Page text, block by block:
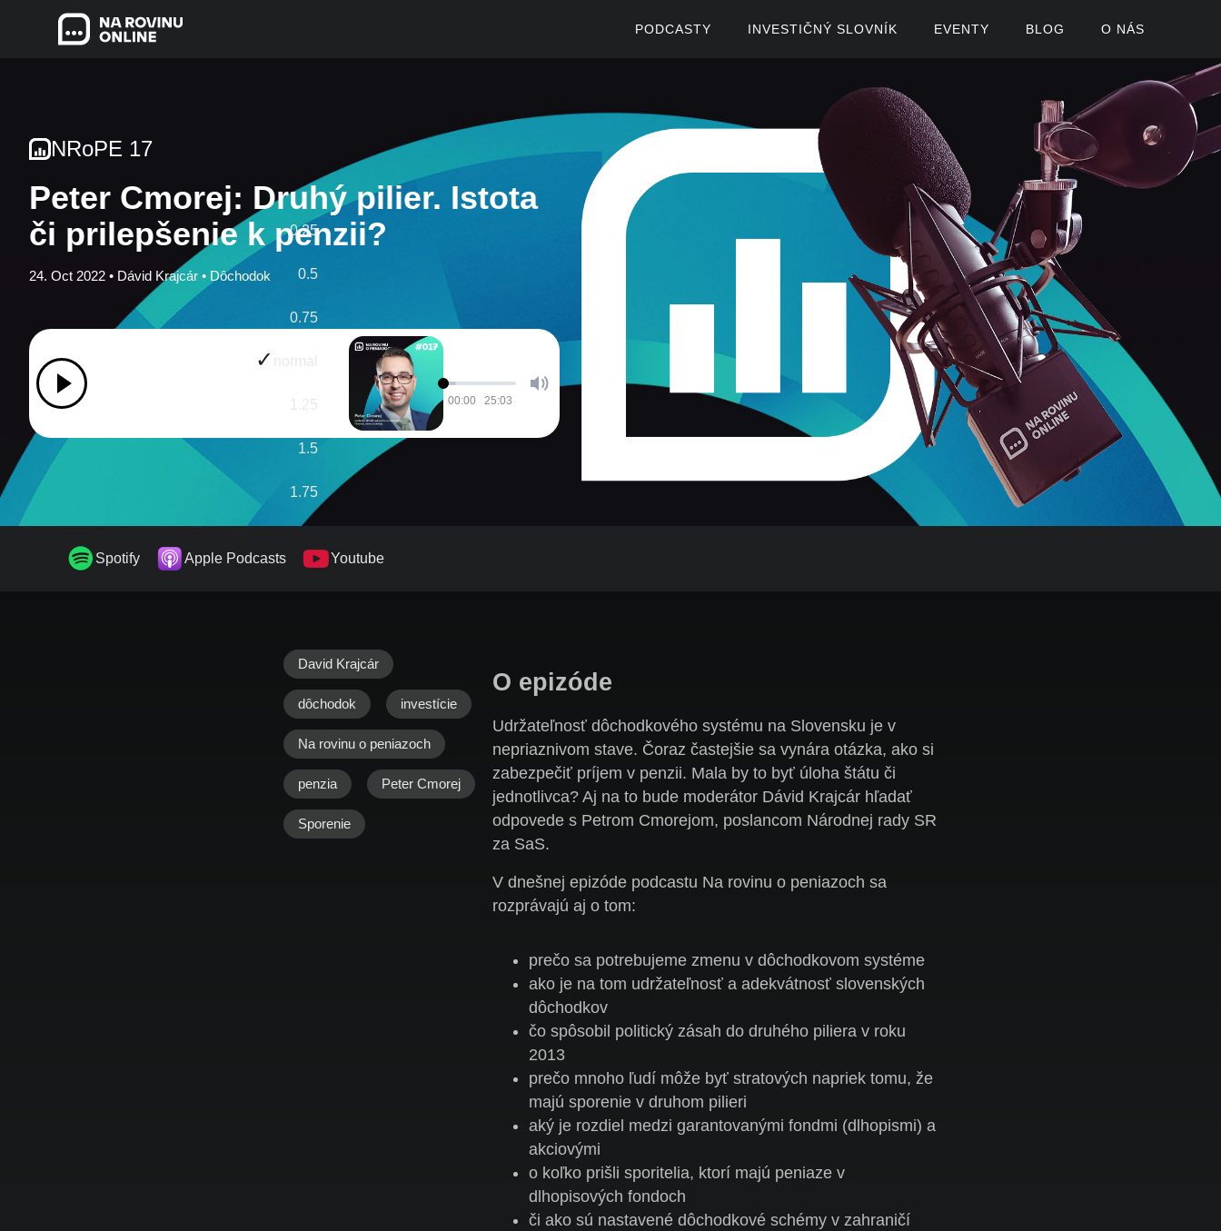
PODCASTY INVESTIČNÝ SLOVNÍK EVENTY BLOG O NÁS
NRoPE 17
Peter Cmorej: Druhý pilier. Istota
či prilepšenie k penzii?
24. Oct 2022 • Dávid Krajcár • Dôchodok
00:00 25:03
0.25
0.5
0.75
1.5
1.75
Spotify
Apple Podcasts Youtube
David Krajcár
dôchodok investície
Na rovinu o peniazoch
penzia Peter Cmorej
Sporenie
O epizóde
Udržateľnosť dôchodkového systému na Slovensku je v
nepriaznivom stave. Čoraz častejšie sa vynára otázka, ako si
zabezpečiť príjem v penzii. Mala by to byť úloha štátu či
jednotlivca? Aj na to bude moderátor Dávid Krajcár hľadať
odpovede s Petrom Cmorejom, poslancom Národnej rady SR
za SaS.
V dnešnej epizóde podcastu Na rovinu o peniazoch sa
rozprávajú aj o tom:
prečo sa potrebujeme zmenu v dôchodkovom systéme
ako je na tom udržateľnosť a adekvátnosť slovenských
dôchodkov
čo spôsobil politický zásah do druhého piliera v roku
2013
prečo mnoho ľudí môže byť stratových napriek tomu, že
majú sporenie v druhom pilieri
aký je rozdiel medzi garantovanými fondmi (dlhopismi) a
akciovými
o koľko prišli sporitelia, ktorí majú peniaze v
dlhopisových fondoch
či ako sú nastavené dôchodkové schémy v zahraničí